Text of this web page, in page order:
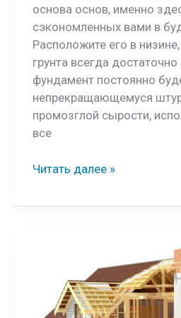
основа основ, именно
сэкономленных вами в
Расположите его в
грунта всегда
фундамент постоянно
непрекращающемуся
промозглой сырости,
все
Энергосберегающий
Проектирование
Читать далее »